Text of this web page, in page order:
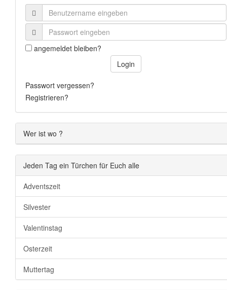
angemeldet bleiben?
Login
Passwort vergessen?
Registrieren?
Wer ist wo ?
Jeden Tag ein Türchen für Euch alle
Adventszeit
Silvester
Valentinstag
Osterzeit
Muttertag